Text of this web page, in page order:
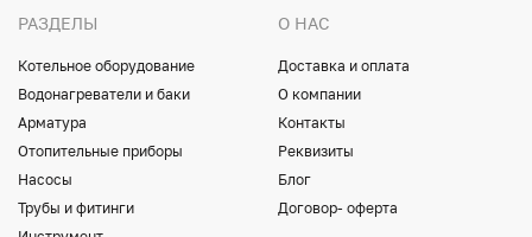
РАЗДЕЛЫ
Котельное оборудование
Водонагреватели и баки
Арматура
Отопительные приборы
Насосы
Трубы и фитинги
О НАС
Доставка и оплата
О компании
Контакты
Реквизиты
Блог
Договор- оферта